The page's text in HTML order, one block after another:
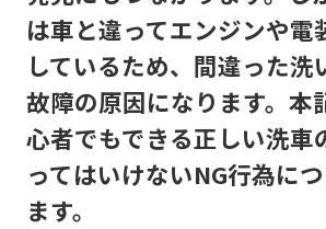
は車と違ってエンジンや電
しているため、間違った洗
故障の原因になります。本
心者でもできる正しい洗車
ってはいけないNG行為に
ます。